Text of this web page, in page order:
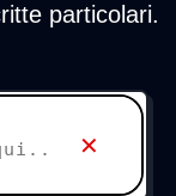
particolari.
✕